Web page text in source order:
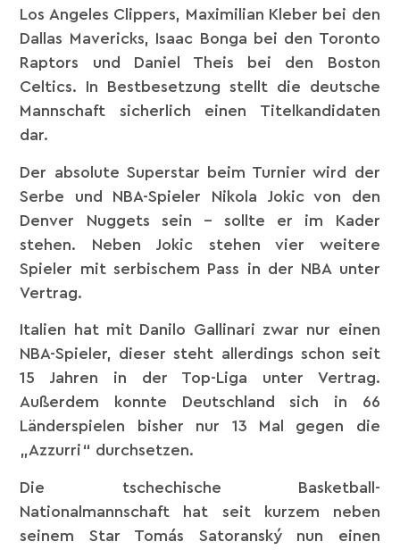
Los Angeles Clippers, Maximilian Kleber bei den
Dallas Mavericks, Isaac Bonga bei den Toronto
Raptors und Daniel Theis bei den Boston
Celtics. In Bestbesetzung stellt die deutsche
Mannschaft sicherlich einen Titelkandidaten
dar.
Der absolute Superstar beim Turnier wird der
Serbe und NBA-Spieler Nikola Jokic von den
Denver Nuggets sein – sollte er im Kader
stehen. Neben Jokic stehen vier weitere
Spieler mit serbischem Pass in der NBA unter
Vertrag.
Italien hat mit Danilo Gallinari zwar nur einen
NBA-Spieler, dieser steht allerdings schon seit
15 Jahren in der Top-Liga unter Vertrag.
Außerdem konnte Deutschland sich in 66
Länderspielen bisher nur 13 Mal gegen die
„Azzurri“ durchsetzen.
Die tschechische Basketball-
Nationalmannschaft hat seit kurzem neben
seinem Star Tomás Satoranský nun einen